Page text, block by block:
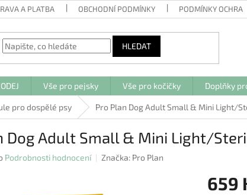
A PLATBA OBCHODNÍ PODMÍNKY PODMÍNKY
HLEDAT
Vše pro pejsky Vše pro kočičky Doplňky
pro dospělé psy Pro Plan Dog Adult Small & Mini Light/
Dog Adult Small & Mini Light/
Podrobnosti hodnocení Značka: Pro Plan
659